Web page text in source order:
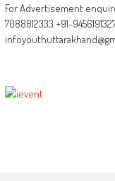
For Advertisement
7088812333 +91-